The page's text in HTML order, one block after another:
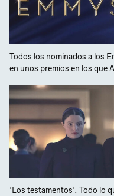
Todos los nominados a los
en unos premios en los que
'Los testamentos'. Todo lo